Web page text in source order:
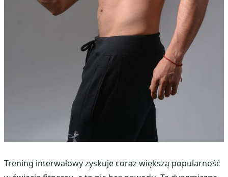
Trening interwałowy zyskuje coraz większą popularność